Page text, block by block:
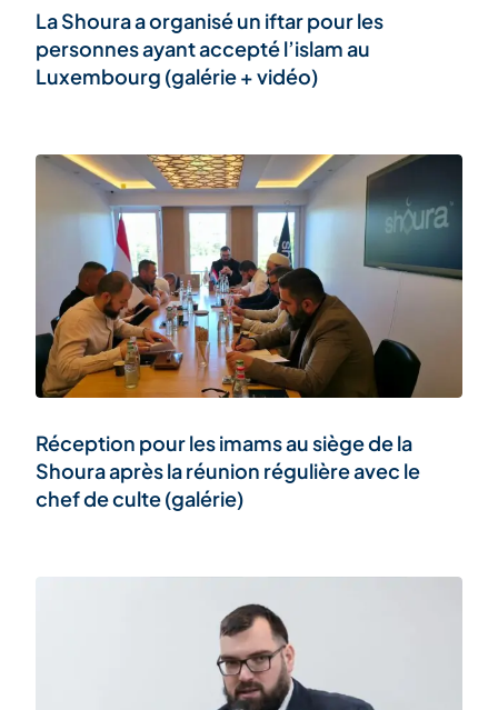
La Shoura a organisé un iftar pour les
personnes ayant accepté l’islam au
Luxembourg (galérie + vidéo)
Réception pour les imams au siège de la
Shoura après la réunion régulière avec le
chef de culte (galérie)